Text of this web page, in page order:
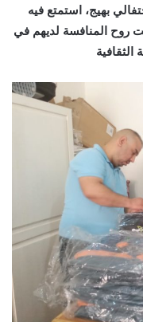
بهيج، استمتع فيه
روح المنافسة لديهم في